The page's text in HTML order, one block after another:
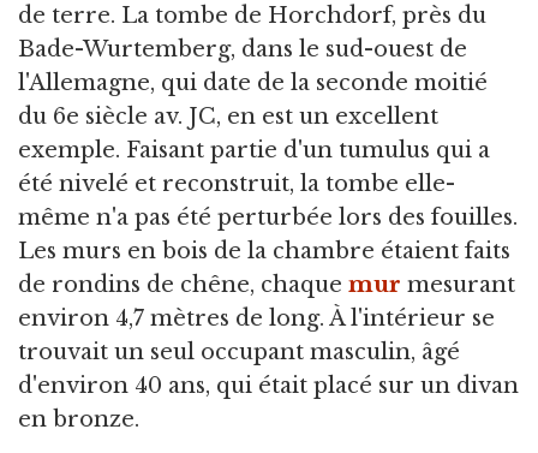
de terre. La tombe de Horchdorf, près du
Bade-Wurtemberg, dans le sud-ouest de
l'Allemagne, qui date de la seconde moitié
du 6e siècle av. JC, en est un excellent
exemple. Faisant partie d'un tumulus qui a
été nivelé et reconstruit, la tombe elle-
même n'a pas été perturbée lors des fouilles.
Les murs en bois de la chambre étaient faits
de rondins de chêne, chaque mur mesurant
environ 4,7 mètres de long. À l'intérieur se
trouvait un seul occupant masculin, âgé
d'environ 40 ans, qui était placé sur un divan
en bronze.